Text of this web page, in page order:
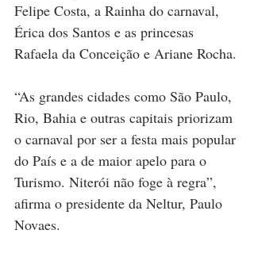
Felipe Costa, a Rainha do carnaval,
Érica dos Santos e as princesas
Rafaela da Conceição e Ariane Rocha.
“As grandes cidades como São Paulo,
Rio, Bahia e outras capitais priorizam
o carnaval por ser a festa mais popular
do País e a de maior apelo para o
Turismo. Niterói não foge à regra”,
afirma o presidente da Neltur, Paulo
Novaes.